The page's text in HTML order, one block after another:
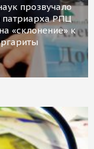
прозвучало
патриарха РПЦ
«склонение» к